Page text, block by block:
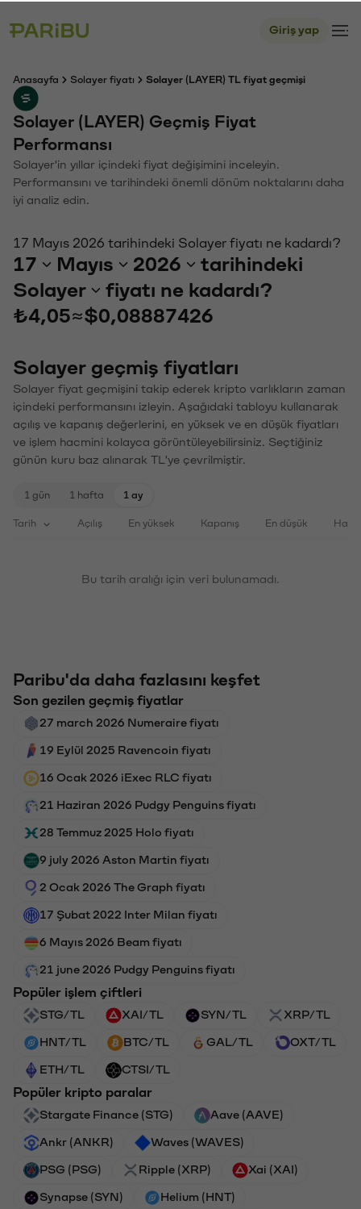
Giriş yap
Anasayfa Solayer fiyatı Solayer (LAYER) TL fiyat geçmişi
Solayer (LAYER) Geçmiş Fiyat
Performansı
Solayer'in yıllar içindeki fiyat değişimini inceleyin.
Performansını ve tarihindeki önemli dönüm noktalarını daha
iyi analiz edin.
17 Mayıs 2026 tarihindeki Solayer fiyatı ne kadardı?
17 Mayıs 2026
tarihindeki
Solayer
fiyatı ne kadardı?
₺4,05≈$0,08887426
Solayer geçmiş fiyatları
Solayer fiyat geçmişini takip ederek kripto varlıkların zaman
içindeki performansını izleyin. Aşağıdaki tabloyu kullanarak
açılış ve kapanış değerlerini, en yüksek ve en düşük fiyatları
ve işlem hacmini kolayca görüntüleyebilirsiniz. Seçtiğiniz
günün kuru baz alınarak TL'ye çevrilmiştir.
1 gün 1 hafta 1 ay
Tarih Açılış En yüksek Kapanış En düşük
Bu tarih aralığı için veri bulunamadı.
Paribu'da daha fazlasını keşfet
Son gezilen geçmiş fiyatlar
27 march 2026 Numeraire fiyatı
19 Eylül 2025 Ravencoin fiyatı
16 Ocak 2026 iExec RLC fiyatı
21 Haziran 2026 Pudgy Penguins fiyatı
28 Temmuz 2025 Holo fiyatı
9 july 2026 Aston Martin fiyatı
2 Ocak 2026 The Graph fiyatı
17 Şubat 2022 Inter Milan fiyatı
6 Mayıs 2026 Beam fiyatı
21 june 2026 Pudgy Penguins fiyatı
Popüler işlem çiftleri
STG/TL XAI/TL SYN/TL XRP/TL
HNT/TL BTC/TL GAL/TL OXT/TL
ETH/TL CTSI/TL
Popüler kripto paralar
Stargate Finance (STG) Aave (AAVE)
Ankr (ANKR) Waves (WAVES)
PSG (PSG) Ripple (XRP) Xai (XAI)
Synapse (SYN) Helium (HNT)